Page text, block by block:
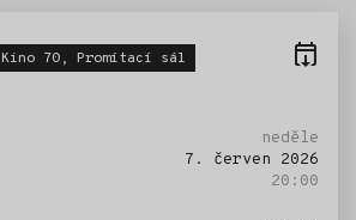
Kino 70, Promítací sál
neděle
7. červen 2026
20:00